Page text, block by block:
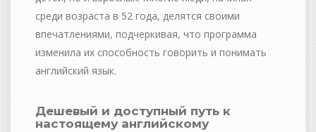
среди возраста в 52 года, делятся своими
впечатлениями, подчеркивая, что программа
изменила их способность говорить и понимать
английский язык.
Дешевый и доступный путь к
настоящему английскому